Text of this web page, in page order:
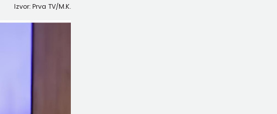
Izvor: Prva TV/M.K.